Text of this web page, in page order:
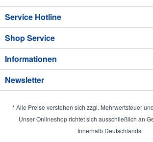
Service Hotline
Shop Service
Informationen
Newsletter
* Alle Preise verstehen sich zzgl. Mehrwertsteuer
Unser Onlineshop richtet sich ausschließlich an
Innerhalb Deutschlands.